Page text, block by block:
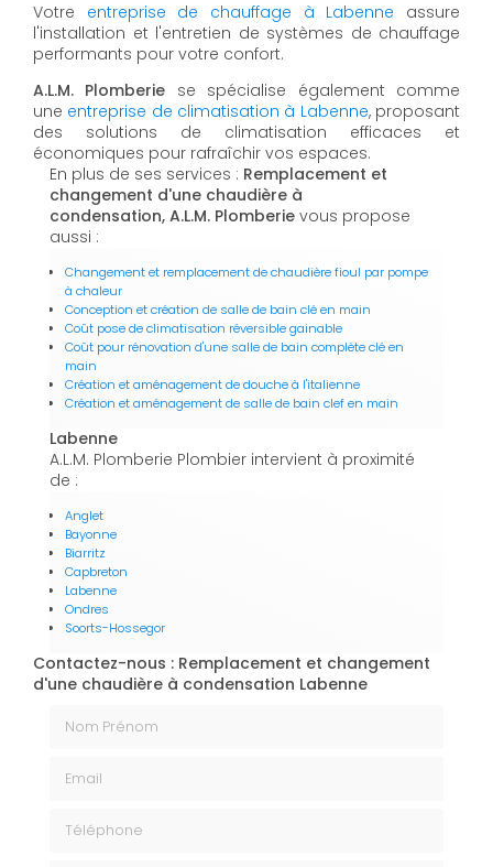
Votre entreprise de chauffage à Labenne assure
l'installation et l'entretien de systèmes de chauffage
performants pour votre confort.
A.L.M. Plomberie se spécialise également comme
une entreprise de climatisation à Labenne, proposant
des solutions de climatisation efficaces et
économiques pour rafraîchir vos espaces.
En plus de ses services : Remplacement et
changement d'une chaudière à
condensation, A.L.M. Plomberie vous propose
aussi :
Changement et remplacement de chaudière fioul par pompe
à chaleur
Conception et création de salle de bain clé en main
Coût pose de climatisation réversible gainable
Coût pour rénovation d'une salle de bain complète clé en
main
Création et aménagement de douche à l'italienne
Création et aménagement de salle de bain clef en main
Labenne
A.L.M. Plomberie Plombier intervient à proximité
de :
Anglet
Bayonne
Biarritz
Capbreton
Labenne
Ondres
Soorts-Hossegor
Contactez-nous : Remplacement et changement
d'une chaudière à condensation Labenne